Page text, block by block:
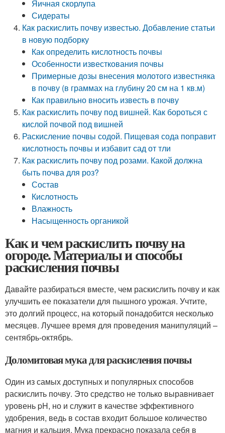
Яичная скорлупа
Сидераты
Как раскислить почву известью. Добавление статьи
в новую подборку
Как определить кислотность почвы
Особенности известкования почвы
Примерные дозы внесения молотого известняка
в почву (в граммах на глубину 20 см на 1 кв.м)
Как правильно вносить известь в почву
Как раскислить почву под вишней. Как бороться с
кислой почвой под вишней
Раскисление почвы содой. Пищевая сода поправит
кислотность почвы и избавит сад от тли
Как раскислить почву под розами. Какой должна
быть почва для роз?
Состав
Кислотность
Влажность
Насыщенность органикой
Как и чем раскислить почву на
огороде. Материалы и способы
раскисления почвы
Давайте разбираться вместе, чем раскислить почву и как
улучшить ее показатели для пышного урожая. Учтите,
это долгий процесс, на который понадобится несколько
месяцев. Лучшее время для проведения манипуляций –
сентябрь-октябрь.
Доломитовая мука для раскисления почвы
Один из самых доступных и популярных способов
раскислить почву. Это средство не только выравнивает
уровень pH, но и служит в качестве эффективного
удобрения, ведь в состав входит большое количество
магния и кальция. Мука прекрасно показала себя в